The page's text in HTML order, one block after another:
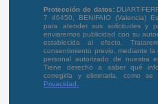
Protección de datos:DUART-
7 46450, BENIFAIO (Valencia)
para atender sus solicitudes y
enviaremos publicidad con su
establecida al efecto.
consentimiento previo, mediante
personal autorizado de nuestra
Tiene derecho a saber qué
corregirla y eliminarla, como
Privacidad